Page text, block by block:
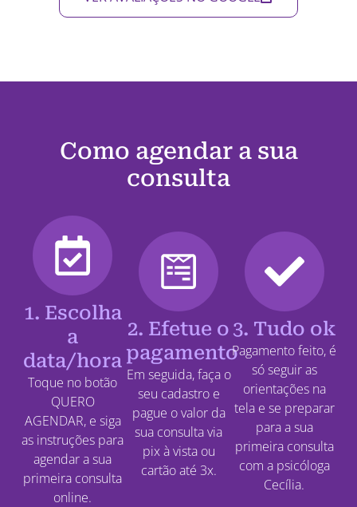
Como agendar a sua
consulta
1. Escolha
a
data/hora
Toque no botão
QUERO
AGENDAR, e siga
as instruções para
agendar a sua
primeira consulta
online.
2. Efetue o
pagamento
Em seguida, faça o
seu cadastro e
pague o valor da
sua consulta via
pix à vista ou
cartão até 3x.
3. Tudo ok
Pagamento feito, é
só seguir as
orientações na
tela e se preparar
para a sua
primeira consulta
com a psicóloga
Cecília.